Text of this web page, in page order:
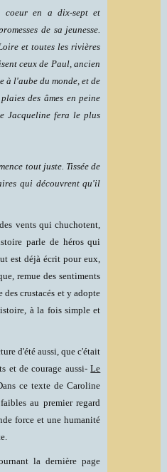
coeur en a dix-sept et
de sa jeunesse.
et toutes les rivières
ceux de Paul, ancien
à l'aube du monde, et de
des âmes en peine
Jacqueline fera le plus
tout juste. Tissée de
qui découvrent qu'il
vents qui chuchotent,
parle de héros qui
est déjà écrit pour eux,
remue des sentiments
des crustacés et y adopte
à la fois simple et
d'été aussi, que c'était
et de courage aussi-Le
ce texte de Caroline
au premier regard
force et une humanité
la dernière page